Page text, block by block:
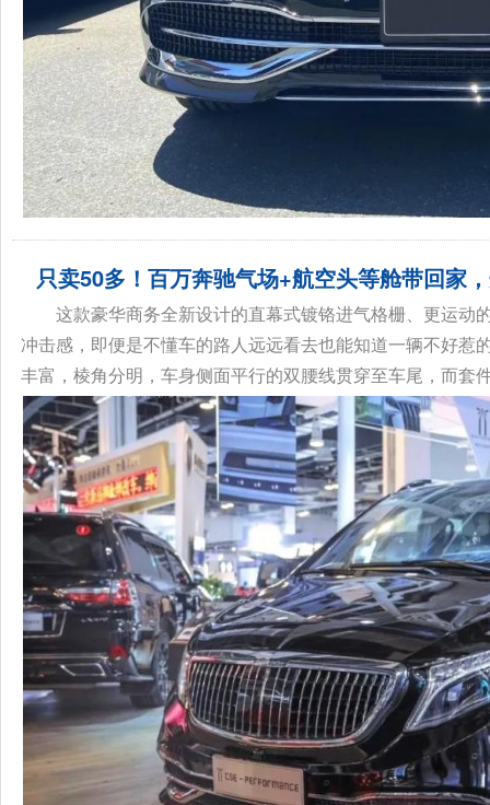
只卖50多！百万奔驰气场+航空头等舱带回家
这款豪华商务全新设计的直幕式镀铬进气格栅、更运
冲击感，即便是不懂车的路人远远看去也能知道一辆不好
丰富，棱角分明，车身侧面平行的双腰线贯穿至车尾，而套